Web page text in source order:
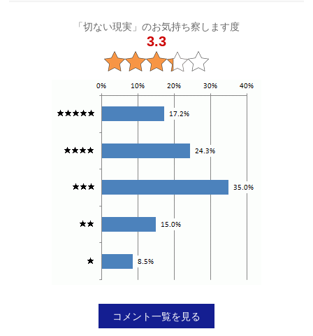
「切ない現実」のお気持ち察します度
3.3
コメント一覧を見る